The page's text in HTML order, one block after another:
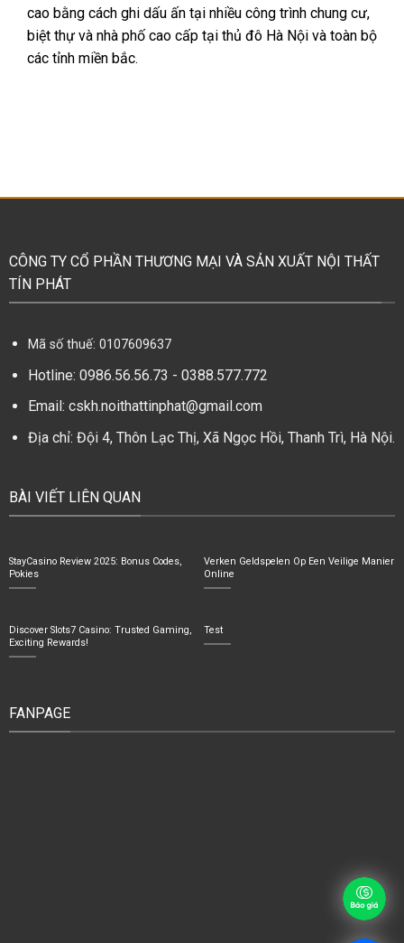
cao bằng cách ghi dấu ấn tại nhiều công trình chung cư,
biệt thự và nhà phố cao cấp tại thủ đô Hà Nội và toàn bộ
các tỉnh miền bắc.
CÔNG TY CỔ PHẦN THƯƠNG MẠI VÀ SẢN XUẤT NỘI THẤT
TÍN PHÁT
Mã số thuế: 0107609637
Hotline: 0986.56.56.73 - 0388.577.772
Email: cskh.noithattinphat@gmail.com
Địa chỉ: Đội 4, Thôn Lạc Thị, Xã Ngọc Hồi, Thanh Trì, Hà Nội.
BÀI VIẾT LIÊN QUAN
StayCasino Review 2025: Bonus Codes,
Pokies
Verken Geldspelen Op Een Veilige Manier
Online
Discover Slots7 Casino: Trusted Gaming,
Exciting Rewards!
Test
FANPAGE